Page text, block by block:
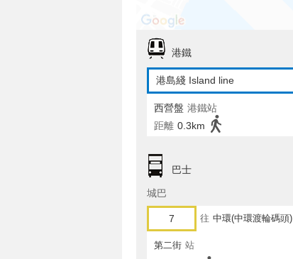
港鐵
港島綫 Island line
西營盤 港鐵站
距離 0.3km
巴士
城巴
7 往 中環(中環渡輪碼頭)
第二街 站